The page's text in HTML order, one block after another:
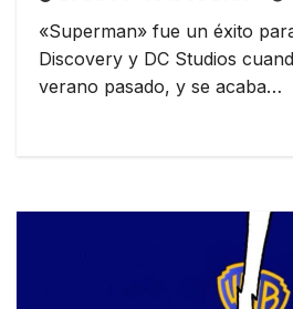
«Superman» fue un éxito
Discovery y DC Studios
verano pasado, y se acaba…